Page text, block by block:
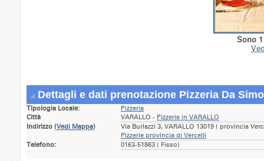
Sono
Dettagli e dati prenotazione Pizzeria Da
Tipologia Locale:
Pizzeria
Città
VARALLO - Pizzerie in VARALLO
Indirizzo (Vedi Mappa)
Via Burlazzi 3, VARALLO 13019 ( provincia
Pizzerie provincia di Vercelli
Telefono:
0163-51863 ( Fisso)